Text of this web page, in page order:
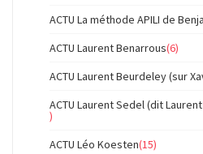
ACTU La méthode APILI de
ACTU Laurent Benarrous(6)
ACTU Laurent Beurdeley (sur
ACTU Laurent Sedel (dit
)
ACTU Léo Koesten(15)